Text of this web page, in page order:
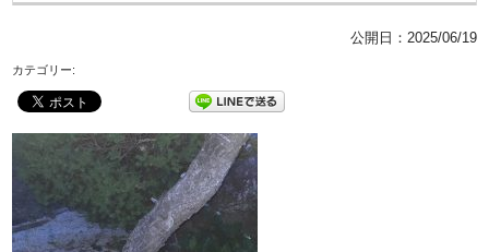
公開日： 2025/06/19
カテゴリー: